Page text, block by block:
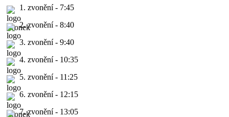
1. zvonění - 7:45
2. zvonění - 8:40
3. zvonění - 9:40
4. zvonění - 10:35
5. zvonění - 11:25
6. zvonění - 12:15
7. zvonění - 13:05